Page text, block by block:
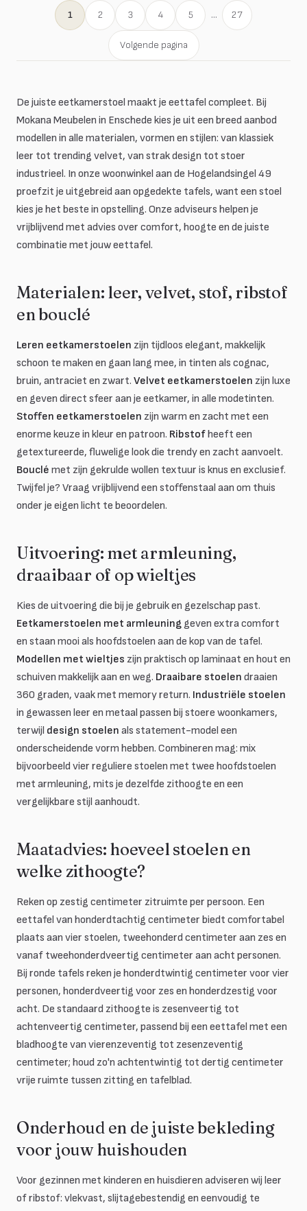
1 2 3 4 5 ... 27
Volgende pagina
De juiste eetkamerstoel maakt je eettafel compleet. Bij
Mokana Meubelen in Enschede kies je uit een breed aanbod
modellen in alle materialen, vormen en stijlen: van klassiek
leer tot trending velvet, van strak design tot stoer
industrieel. In onze woonwinkel aan de Hogelandsingel 49
proefzit je uitgebreid aan opgedekte tafels, want een stoel
kies je het beste in opstelling. Onze adviseurs helpen je
vrijblijvend met advies over comfort, hoogte en de juiste
combinatie met jouw eettafel.
Materialen: leer, velvet, stof, ribstof
en bouclé
Leren eetkamerstoelen zijn tijdloos elegant, makkelijk
schoon te maken en gaan lang mee, in tinten als cognac,
bruin, antraciet en zwart. Velvet eetkamerstoelen zijn luxe
en geven direct sfeer aan je eetkamer, in alle modetinten.
Stoffen eetkamerstoelen zijn warm en zacht met een
enorme keuze in kleur en patroon. Ribstofheeft een
getextureerde, fluwelige look die trendy en zacht aanvoelt.
Bouclé met zijn gekrulde wollen textuur is knus en exclusief.
Twijfel je? Vraag vrijblijvend een stoffenstaal aan om thuis
onder je eigen licht te beoordelen.
Uitvoering: met armleuning,
draaibaar of op wieltjes
Kies de uitvoering die bij je gebruik en gezelschap past.
Eetkamerstoelen met armleuninggeven extra comfort
en staan mooi als hoofdstoelen aan de kop van de tafel.
Modellen met wieltjes zijn praktisch op laminaat en hout en
schuiven makkelijk aan en weg. Draaibare stoelen draaien
360 graden, vaak met memory return. Industriële stoelen
in gewassen leer en metaal passen bij stoere woonkamers,
terwijl design stoelen als statement-model een
onderscheidende vorm hebben. Combineren mag: mix
bijvoorbeeld vier reguliere stoelen met twee hoofdstoelen
met armleuning, mits je dezelfde zithoogte en een
vergelijkbare stijl aanhoudt.
Maatadvies: hoeveel stoelen en
welke zithoogte?
Reken op zestig centimeter zitruimte per persoon. Een
eettafel van honderdtachtig centimeter biedt comfortabel
plaats aan vier stoelen, tweehonderd centimeter aan zes en
vanaf tweehonderdveertig centimeter aan acht personen.
Bij ronde tafels reken je honderdtwintig centimeter voor vier
personen, honderdveertig voor zes en honderdzestig voor
acht. De standaard zithoogte is zesenveertig tot
achtenveertig centimeter, passend bij een eettafel met een
bladhoogte van vierenzeventig tot zesenzeventig
centimeter; houd zo'n achtentwintig tot dertig centimeter
vrije ruimte tussen zitting en tafelblad.
Onderhoud en de juiste bekleding
voor jouw huishouden
Voor gezinnen met kinderen en huisdieren adviseren wij leer
of ribstof: vlekvast, slijtagebestendig en eenvoudig te